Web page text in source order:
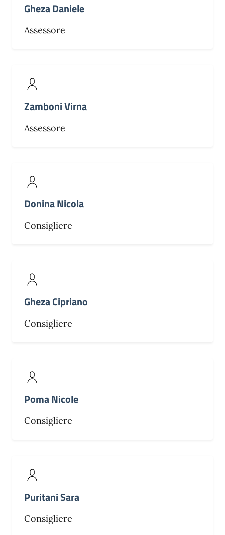
Gheza Daniele
Assessore
Zamboni Virna
Assessore
Donina Nicola
Consigliere
Gheza Cipriano
Consigliere
Poma Nicole
Consigliere
Puritani Sara
Consigliere